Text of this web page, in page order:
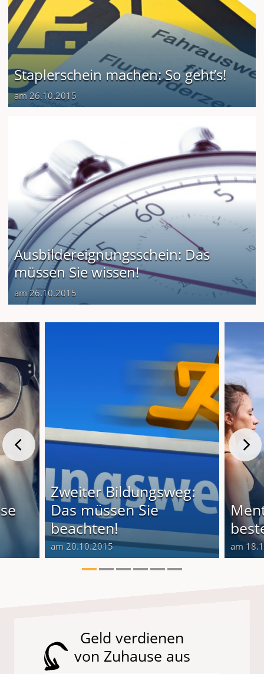
Staplerschein machen: So geht’s!
am 26.10.2015
Ausbildereignungsschein: Das
müssen Sie wissen!
am 26.10.2015
Zweiter Bildungsweg:
Das müssen Sie
beachten!
am 20.10.2015 am
Geld verdienen
von Zuhause aus